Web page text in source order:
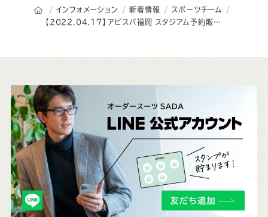
オーダースーツSADAのトップページ
インフォメーション 新着情報
スポーツチーム
【2022.04.17】アビスパ福岡 スタジアム予約販売会を開催致しました!
こ
ち
ら
も
チ